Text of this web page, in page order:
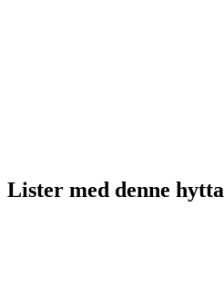
Lister med denne hytta